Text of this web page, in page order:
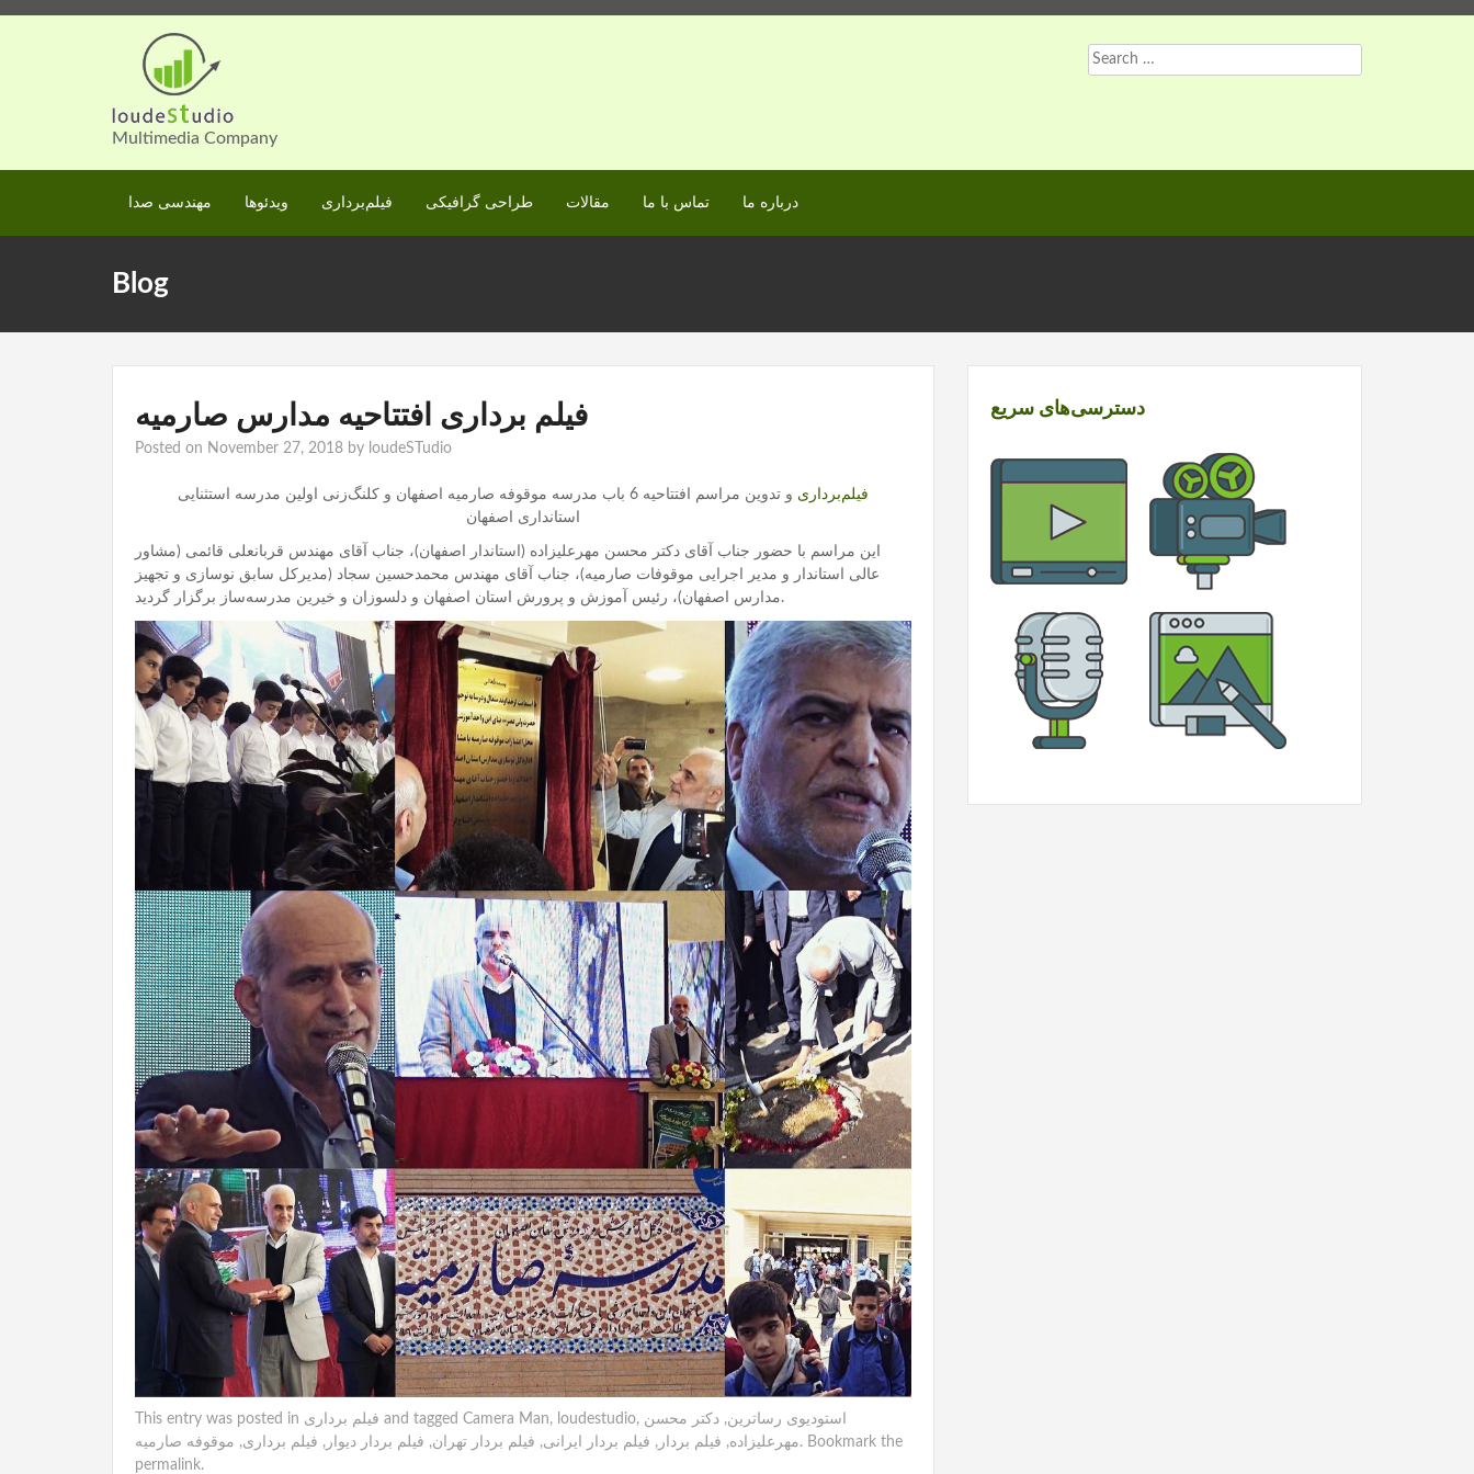
Multimedia Company
Search
for:
مهندسی صدا ویدئوها فیلم‌برداری طراحی گرافیکی مقالات تماس با ما درباره ما
Blog
فیلم برداری افتتاحیه مدارس صارمیه
Posted on November 27, 2018 by loudeSTudio
فیلم‌برداری و تدوین مراسم افتتاحیه 6 باب مدرسه موقوفه صارمیه اصفهان و کلنگ‌زنی اولین مدرسه استثنایی
استانداری اصفهان
این مراسم با حضور جناب آقای دکتر محسن مهرعلیزاده (استاندار اصفهان)، جناب آقای مهندس قربانعلی قائمی (مشاور
عالی استاندار و مدیر اجرایی موقوفات صارمیه)، جناب آقای مهندس محمدحسین سجاد (مدیرکل سابق نوسازی و تجهیز
مدارس اصفهان)، رئیس آموزش و پرورش استان اصفهان و دلسوزان و خیرین مدرسه‌ساز برگزار گردید.
This entry was posted in فیلم برداری and tagged Camera Man, loudestudio, استودیوی رساترین, دکتر محسن
مهرعلیزاده, فیلم بردار , فیلم بردار ایرانی, فیلم بردار تهران, فیلم بردار دیوار , فیلم برداری, موقوفه صارمیه
. Bookmark the
permalink.
دسترسی‌های سریع